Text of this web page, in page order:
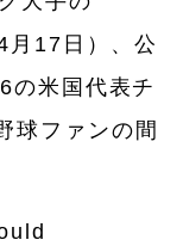
月17日）、公
米国代表チ
球ファンの間